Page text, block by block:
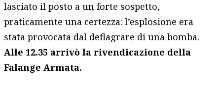
lasciato il posto a un forte sospetto,
praticamente una certezza: l’esplosione era
stata provocata dal deflagrare di una bomba.
Alle 12.35 arrivò la rivendicazione della
Falange Armata.